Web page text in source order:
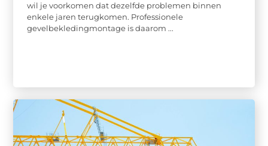
wil je voorkomen dat dezelfde problemen binnen
enkele jaren terugkomen. Professionele
gevelbekledingmontage is daarom ...